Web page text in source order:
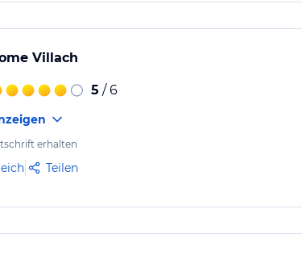
Villach
5 / 6
erhalten
Teilen